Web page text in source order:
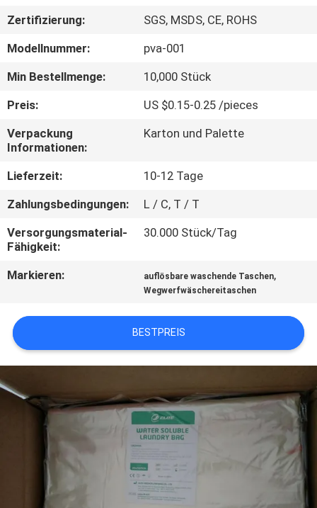
QUALITÄTSKONTROLLE
NEUIGKEITEN
BITTE UM
EIN
SITEMAP
PRIVACY
Zertifizierung:
SGS, MSDS, CE, ROHS
Modellnummer:
pva-001
Min Bestellmenge:
10,000 Stück
Preis:
US $0.15-0.25 /pieces
Verpackung
Informationen:
Karton und Palette
Lieferzeit:
10-12 Tage
Zahlungsbedingungen:
L / C, T / T
Versorgungsmaterial-
Fähigkeit:
30.000 Stück/Tag
Markieren: auflösbare waschende Taschen,
Wegwerfwäschereitaschen
BESTPREIS